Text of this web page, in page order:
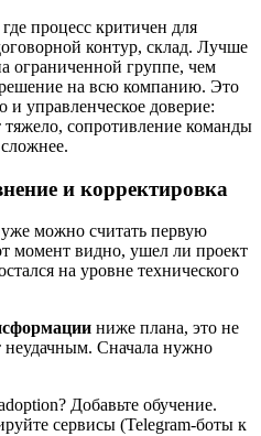
процесс критичен для
контур, склад. Лучше
ограниченной группе, чем
на всю компанию. Это
и управленческое доверие:
сопротивление команды
и корректировка
уже можно считать первую
момент видно, ушел ли проект
на уровне технического
ниже плана, это не
неудачным. Сначала нужно
Добавьте обучение.
сервисы (Telegram-боты к